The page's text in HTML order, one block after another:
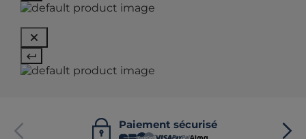
Paiement sécurisé